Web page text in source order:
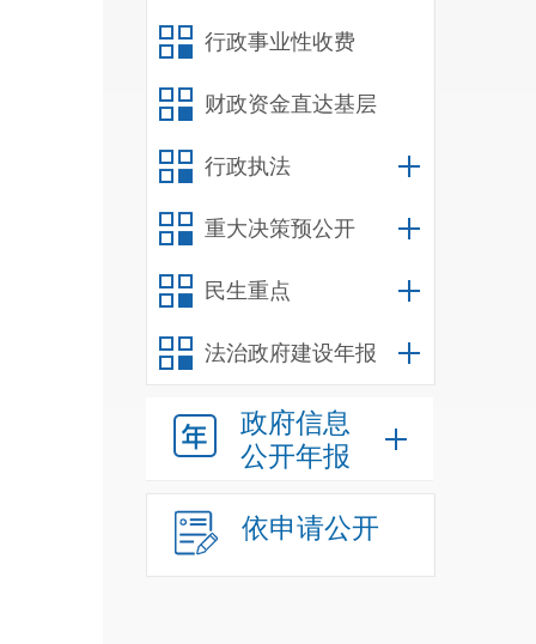
行政事业性收费
财政资金直达基层
行政执法
重大决策预公开
民生重点
法治政府建设年报
政府信息
公开年报
依申请公开